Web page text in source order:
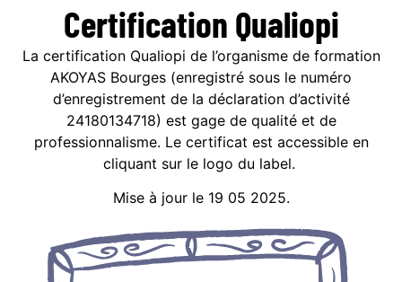
Certification Qualiopi
La certification Qualiopi de l’organisme de formation
AKOYAS Bourges (enregistré sous le numéro
d’enregistrement de la déclaration d’activité
24180134718) est gage de qualité et de
professionnalisme. Le certificat est accessible en
cliquant sur le logo du label.
Mise à jour le 19 05 2025.